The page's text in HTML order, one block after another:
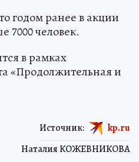
годом ранее в акции
7000 человек.
в рамках
«Продолжительная и
Наталия КОЖЕВНИКОВА
Источник: kp.ru